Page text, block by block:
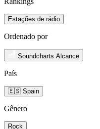
Estações de rádio
Ordenado por
Soundcharts Alcance
País
🇪🇸 Spain
Gênero
Rock